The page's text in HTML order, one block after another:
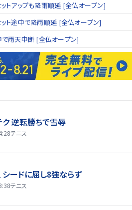
トアップも降雨順延 [全仏オープン]
ト途中で降雨順延 [全仏オープン]
で雨天中断 [全仏オープン]
ク 逆転勝ちで雪辱
テニス
ードに屈し8強ならず
テニス